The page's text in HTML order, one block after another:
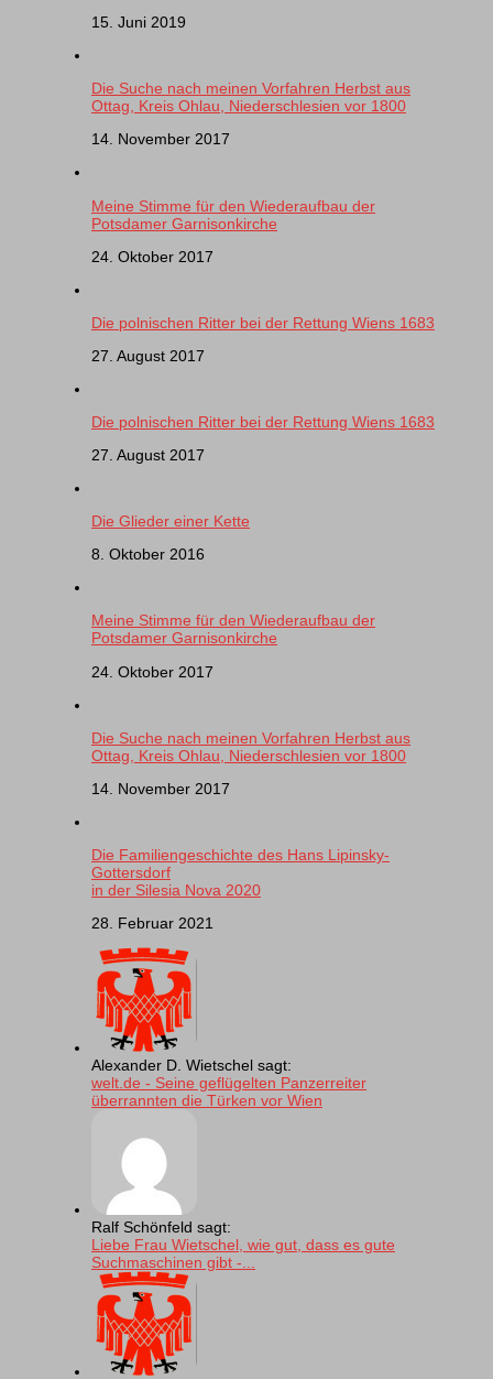
15. Juni 2019
Die Suche nach meinen Vorfahren Herbst aus
Ottag, Kreis Ohlau, Niederschlesien vor 1800
14. November 2017
Meine Stimme für den Wiederaufbau der
Potsdamer Garnisonkirche
24. Oktober 2017
Die polnischen Ritter bei der Rettung Wiens 1683
27. August 2017
Die polnischen Ritter bei der Rettung Wiens 1683
27. August 2017
Die Glieder einer Kette
8. Oktober 2016
Meine Stimme für den Wiederaufbau der
Potsdamer Garnisonkirche
24. Oktober 2017
Die Suche nach meinen Vorfahren Herbst aus
Ottag, Kreis Ohlau, Niederschlesien vor 1800
14. November 2017
Die Familiengeschichte des Hans Lipinsky-
Gottersdorf
in der Silesia Nova 2020
28. Februar 2021
Alexander D. Wietschel sagt:
welt.de - Seine geflügelten Panzerreiter
überrannten die Türken vor Wien
Ralf Schönfeld sagt:
Liebe Frau Wietschel, wie gut, dass es gute
Suchmaschinen gibt -...